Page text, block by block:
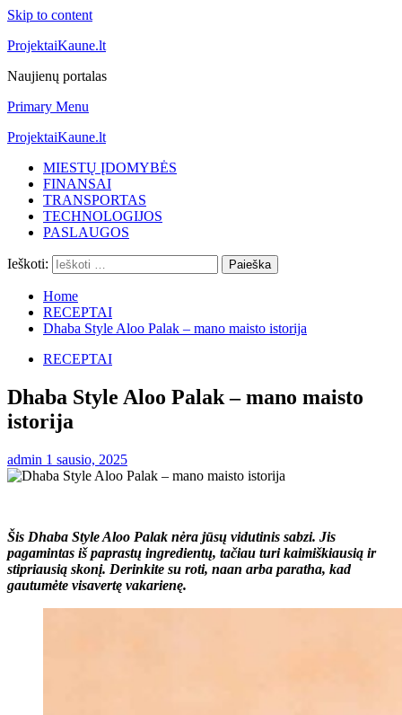
Skip to content
ProjektaiKaune.lt
Naujienų portalas
Primary Menu
ProjektaiKaune.lt
MIESTŲ ĮDOMYBĖS
FINANSAI
TRANSPORTAS
TECHNOLOGIJOS
PASLAUGOS
Ieškoti:
Home
RECEPTAI
Dhaba Style Aloo Palak – mano maisto istorija
RECEPTAI
Dhaba Style Aloo Palak – mano maisto
istorija
admin 1 sausio, 2025
Šis Dhaba Style Aloo Palak nėra jūsų vidutinis sabzi. Jis
pagamintas iš paprastų ingredientų, tačiau turi kaimiškiausią ir
stipriausią skonį. Derinkite su roti, naan arba paratha, kad
gautumėte visavertę vakarienę.